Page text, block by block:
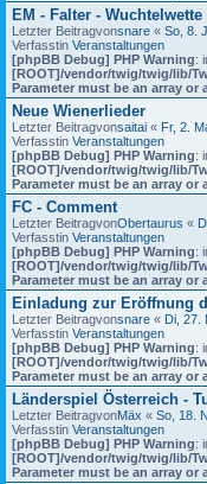
EM - Falter - Wuchtelwette
Letzter Beitragvonsnare « So, 8.
Verfasstin Veranstaltungen
[phpBB Debug] PHP Warning:
[ROOT]/vendor/twig/twig/lib/
Parameter must be an array
Neue Wienerlieder
Letzter Beitragvonsaitai « Fr, 2.
Verfasstin Veranstaltungen
[phpBB Debug] PHP Warning:
[ROOT]/vendor/twig/twig/lib/
Parameter must be an array
FC - Comment
Letzter BeitragvonObertaurus «
Verfasstin Veranstaltungen
[phpBB Debug] PHP Warning:
[ROOT]/vendor/twig/twig/lib/
Parameter must be an array
Einladung zur Eröffnung
Letzter Beitragvonsnare « Di, 27.
Verfasstin Veranstaltungen
[phpBB Debug] PHP Warning:
[ROOT]/vendor/twig/twig/lib/
Parameter must be an array
Länderspiel Österreich -
Letzter BeitragvonMäx « So, 18.
Verfasstin Veranstaltungen
[phpBB Debug] PHP Warning:
[ROOT]/vendor/twig/twig/lib/
Parameter must be an array